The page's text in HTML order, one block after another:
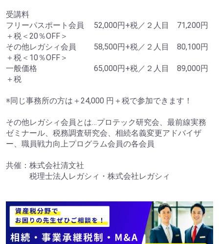
受講料
フリーパスポート会員 52,000円+税／２人目 71,200円
＋税＜20％OFF＞
その他レガシィ会員 58,500円+税／２人目 80,100円
＋税＜10％OFF＞
一般価格 65,000円+税／２人目 89,000円
＋税
※同じ事務所の方は＋24,000 円＋税で参加できます！
その他レガシィ会員とは…プロテック研究会、最前線実務
ゼミナール、税務調査研究会、相続名義変更アドバイザ
ー、職員戦力向上プログラム会員の各会員
共催：株式会社清文社
税理士法人レガシィ・株式会社レガシィ